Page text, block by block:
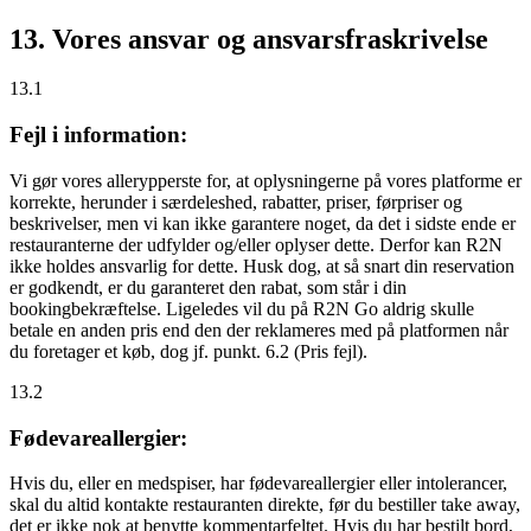
13. Vores ansvar og ansvarsfraskrivelse
13.1
Fejl i information:
Vi gør vores allerypperste for, at oplysningerne på vores platforme er
korrekte, herunder i særdeleshed, rabatter, priser, førpriser og
beskrivelser, men vi kan ikke garantere noget, da det i sidste ende er
restauranterne der udfylder og/eller oplyser dette. Derfor kan R2N
ikke holdes ansvarlig for dette. Husk dog, at så snart din reservation
er godkendt, er du garanteret den rabat, som står i din
bookingbekræftelse. Ligeledes vil du på R2N Go aldrig skulle
betale en anden pris end den der reklameres med på platformen når
du foretager et køb, dog jf. punkt. 6.2 (Pris fejl).
13.2
Fødevareallergier:
Hvis du, eller en medspiser, har fødevareallergier eller intolerancer,
skal du altid kontakte restauranten direkte, før du bestiller take away,
det erikke nok at benytte kommentarfeltet. Hvis du har bestilt bord,